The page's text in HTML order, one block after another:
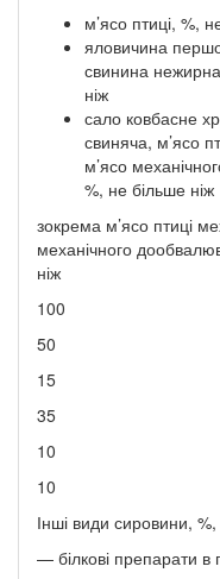
м’ясо птиці, %,
яловичина
свинина
ніж
сало ковбасне
свиняча, м’ясо
м’ясо
%, не більше ніж
зокрема м’ясо птиці
механічного
ніж
100
50
15
35
10
10
Інші види сировини,
— білкові препарати в